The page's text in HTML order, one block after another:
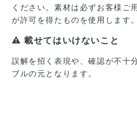
ください。素材は必ずお客様ご
が許可を得たものを使用します。
⚠️ 載せてはいけないこと
誤解を招く表現や、確認が不十
ブルの元となります。